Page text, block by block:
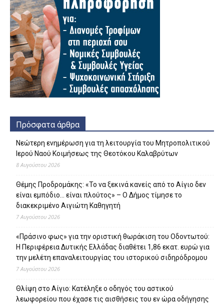
Πρόσφατα άρθρα
Νεώτερη ενημέρωση για τη λειτουργία του Μητροπολιτικού
Ιερού Ναού Κοιμήσεως της Θεοτόκου Καλαβρύτων
8 Αυγούστου 2026
Θέμης Προδρομάκης: «Το να ξεκινά κανείς από το Αίγιο δεν
είναι εμπόδιο… είναι πλούτος» – O Δήμος τίμησε το
διακεκριμένο Αιγιώτη Καθηγητή
7 Αυγούστου 2026
«Πράσινο φως» για την οριστική θωράκιση του Οδοντωτού:
Η Περιφέρεια Δυτικής Ελλάδας διαθέτει 1,86 εκατ. ευρώ για
την μελέτη επαναλειτουργίας του ιστορικού σιδηρόδρομου
7 Αυγούστου 2026
Θλίψη στο Αίγιο: Κατέληξε ο οδηγός του αστικού
λεωφορείου που έχασε τις αισθήσεις του εν ώρα οδήγησης